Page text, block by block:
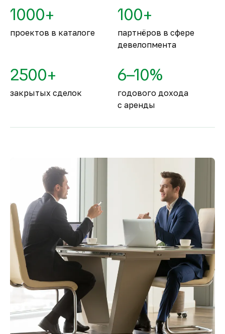
занимают второе место в мире.
1000+
проектов в каталоге
100+
партнёров в сфере
девелопмента
2500+
закрытых сделок
6–10%
годового дохода
с аренды